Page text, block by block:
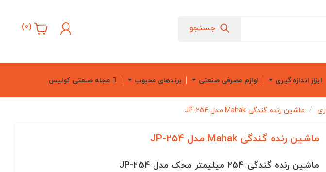
جستجو (
0
)
ابزار اندازه گیری لوازم مصرفی صنعتی برندهای محبوب مجله صنعتی کولیس
ماشین رنده گندگی Mahak مدل JP-254
ماشین رنده گندگی Mahak مدل JP-254
ماشین رنده گندگی ۲۵۴ میلیمتر محک مدل JP-254